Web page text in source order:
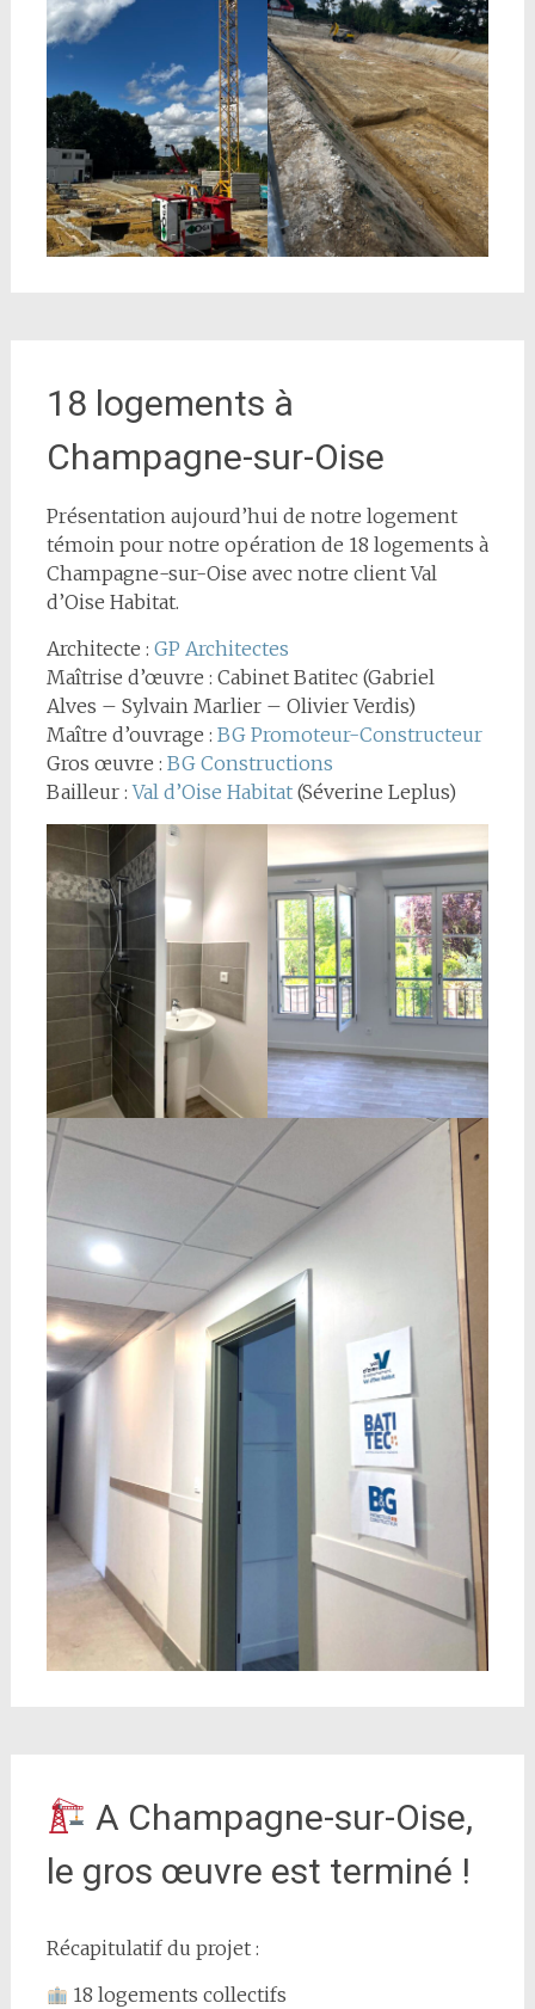
18 logements à
Champagne-sur-Oise
Présentation aujourd’hui de notre logement
témoin pour notre opération de 18 logements à
Champagne-sur-Oise avec notre client Val
d’Oise Habitat.
Architecte : GP Architectes
Maîtrise d’œuvre : Cabinet Batitec (Gabriel
Alves – Sylvain Marlier – Olivier Verdis)
Maître d’ouvrage : BG Promoteur-Constructeur
Gros œuvre : BG Constructions
Bailleur :Val d’Oise Habitat(Séverine Leplus)
A Champagne-sur-Oise,
le gros œuvre est terminé !
Récapitulatif du projet :
18 logements collectifs